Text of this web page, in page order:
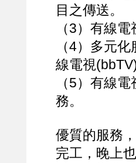
目之傳送。
（3）有線
（4）多元
線電視
（5）有線
務。
優質的服務
完工，晚上